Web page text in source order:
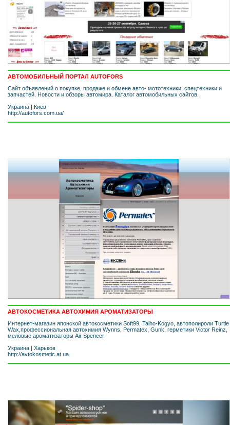
АВТОМОБИЛЬНЫЙ ПОРТАЛ AUTOFORS
Сайт объявлений о покупке, продаже и обмене авто- мототехники, спецтехники и
запчастей. Новости и обзоры автомира. Каталог автомобильных сайтов.
Украина | Киев
http://autofors.com.ua/
АВТОКОСМЕТИКА АВТОХИМИЯ АРОМАТИЗАТОРЫ
Интернет-магазин японской автокосметики Soft99, Taiho-Kogyo, автополироли Turtle
Wax,профессиональная автохимия Wynns, Permatex, Gunk, герметики Victor Reinz,
меловые ароматизаторы Air Spencer
Украина | Харьков
http://avtokosmetic.at.ua